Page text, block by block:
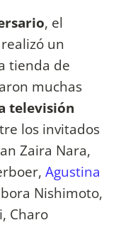
, el
un
tienda de
muchas
televisión
los invitados
Zaira Nara,
Agustina
Nishimoto,
Charo